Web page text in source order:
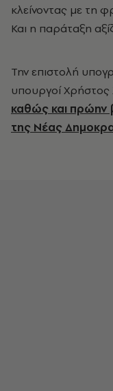
κλείνοντας με τη
Και η παράταξη
Την επιστολή
υπουργοί
καθώς και πρώην
της Νέας